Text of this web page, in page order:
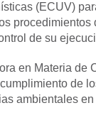
(ECUV)
de su
en Materia de
de
ambientales